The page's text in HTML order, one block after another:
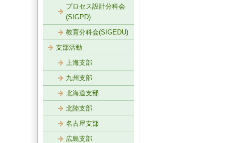
プロセス設計分科会
(SIGPD)
教育分科会(SIGEDU)
支部活動
上海支部
九州支部
北海道支部
北陸支部
名古屋支部
広島支部